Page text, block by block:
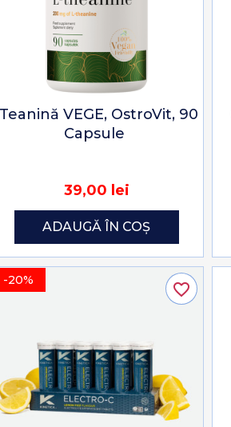
Teanină VEGE, OstroVit, 90
Capsule
39,00 lei
ADAUGĂ ÎN COȘ
-20% favorite_border